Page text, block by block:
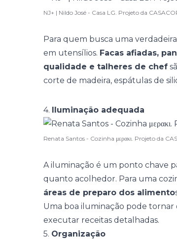
NJ+ | Nildo José - Casa LG. Projeto da
Para quem busca uma
em utensílios. Facas afiadas,
qualidade e talheres de chef
corte de madeira, espátulas de
4. Iluminação adequada
Renata Santos - Cozinha μερακι. Projeto da
A iluminação é um ponto chave
quanto acolhedor. Para uma
áreas de preparo dos alimento
Uma boa iluminação pode tornar
executar receitas detalhadas.
5. Organização